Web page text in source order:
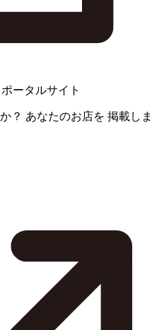
ータルサイト
？ あなたのお店を 掲載しま